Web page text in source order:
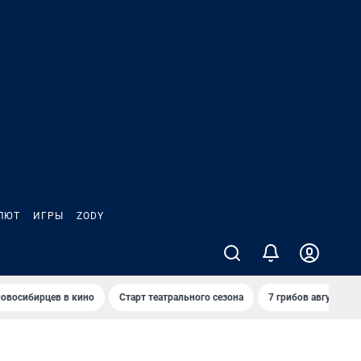
ИГРЫ ZODY
в кино Старт театрального сезона 7 грибов августа